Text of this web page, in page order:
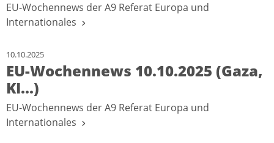
EU-Wochennews der A9 Referat Europa und
Internationales
10.10.2025
EU-Wochennews 10.10.2025 (Gaza,
KI...)
EU-Wochennews der A9 Referat Europa und
Internationales